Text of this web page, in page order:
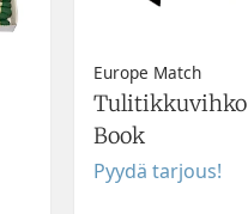
Europe Match
Tulitikkuvihko
Book
Pyydä tarjous!